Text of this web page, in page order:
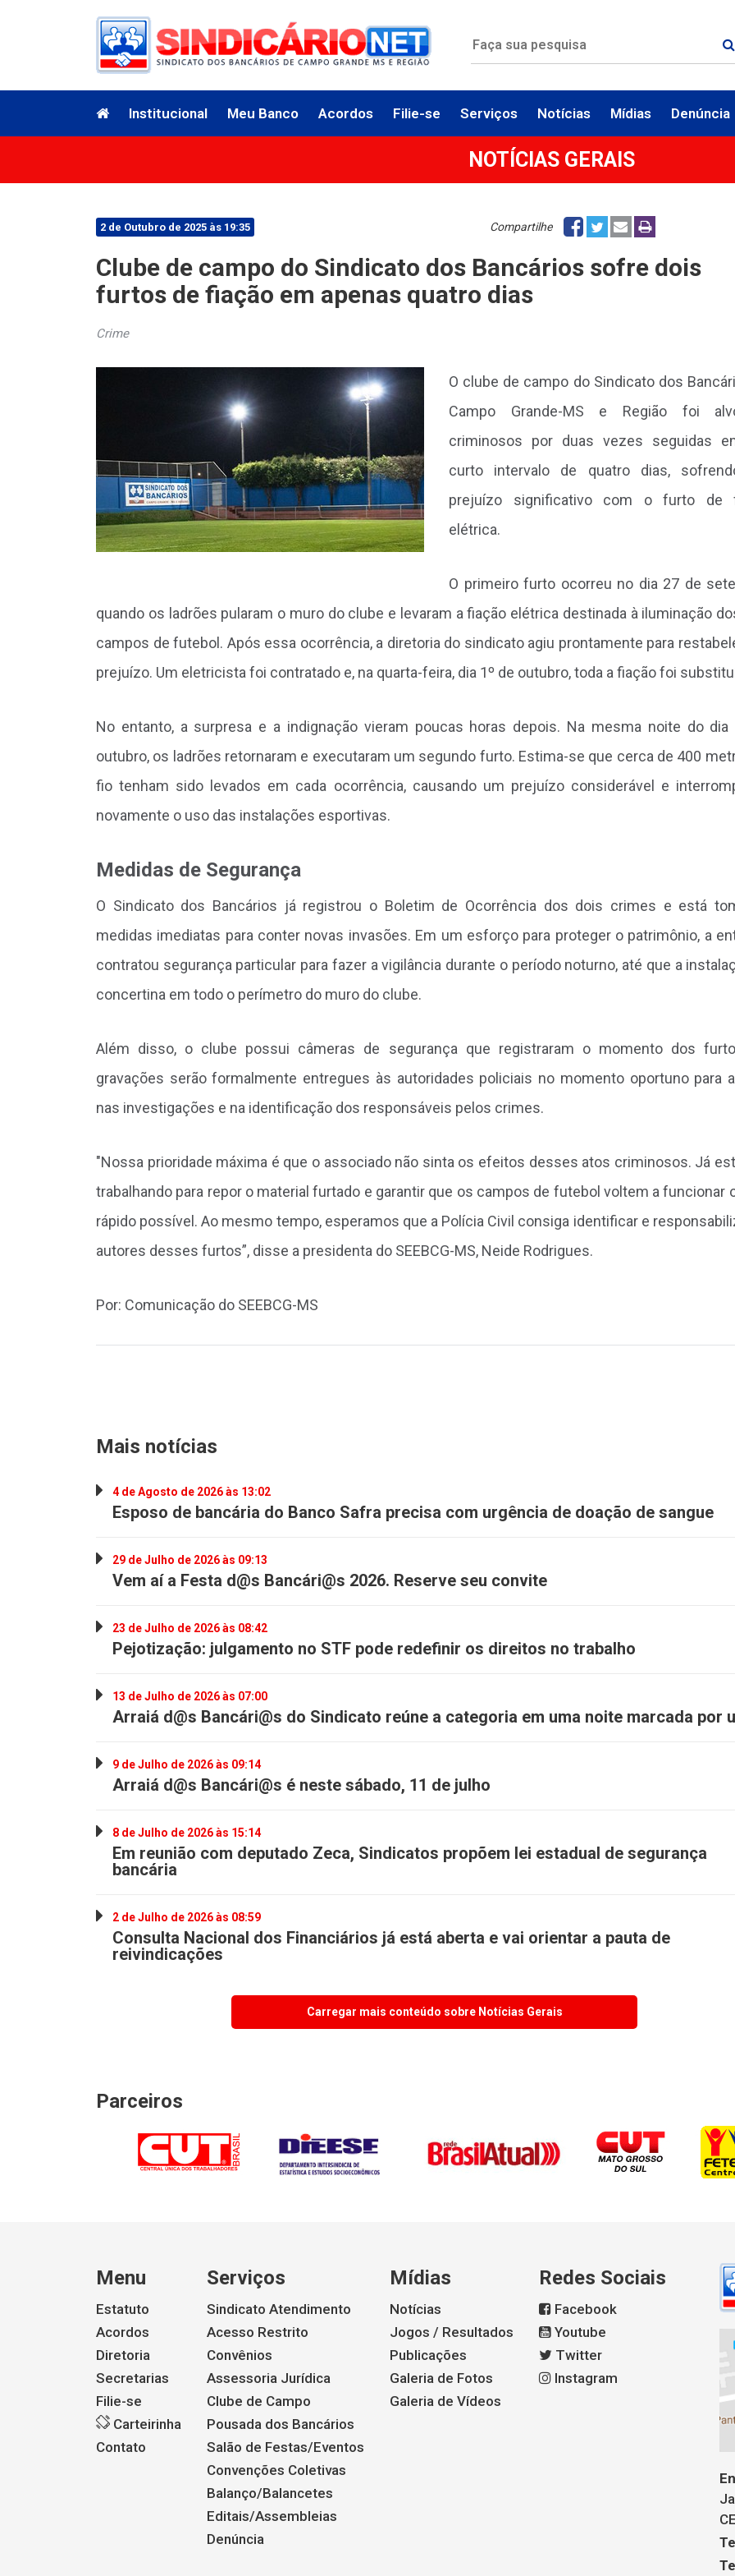
Institucional Meu Banco Acordos Filie-se Serviços Notícias Mídias Denúncia
NOTÍCIAS GERAIS
2 de Outubro de 2025 às 19:35 Compartilhe
Clube de campo do Sindicato dos Bancários sofre dois
furtos de fiação em apenas quatro dias
Crime
O clube de campo do Sindicato dos
Campo Grande-MS e Região foi
criminosos por duas vezes seguidas
curto intervalo de quatro dias,
prejuízo significativo com o furto de
elétrica.
O primeiro furto ocorreu no dia 27 de
quando os ladrões pularam o muro do clube e levaram a fiação elétrica destinada à iluminação
campos de futebol. Após essa ocorrência, a diretoria do sindicato agiu prontamente para
prejuízo. Um eletricista foi contratado e, na quarta-feira, dia 1º de outubro, toda a fiação foi
No entanto, a surpresa e a indignação vieram poucas horas depois. Na mesma noite do dia
outubro, os ladrões retornaram e executaram um segundo furto. Estima-se que cerca de 400
fio tenham sido levados em cada ocorrência, causando um prejuízo considerável e
novamente o uso das instalações esportivas.
Medidas de Segurança
O Sindicato dos Bancários já registrou o Boletim de Ocorrência dos dois crimes e está
medidas imediatas para conter novas invasões. Em um esforço para proteger o patrimônio, a
contratou segurança particular para fazer a vigilância durante o período noturno, até que a
concertina em todo o perímetro do muro do clube.
Além disso, o clube possui câmeras de segurança que registraram o momento dos
gravações serão formalmente entregues às autoridades policiais no momento oportuno para
nas investigações e na identificação dos responsáveis pelos crimes.
"Nossa prioridade máxima é que o associado não sinta os efeitos desses atos criminosos. Já
trabalhando para repor o material furtado e garantir que os campos de futebol voltem a funcionar
rápido possível. Ao mesmo tempo, esperamos que a Polícia Civil consiga identificar e
autores desses furtos”, disse a presidenta do SEEBCG-MS, Neide Rodrigues.
Por: Comunicação do SEEBCG-MS
Mais notícias
4 de Agosto de 2026 às 13:02
Esposo de bancária do Banco Safra precisa com urgência de doação de sangue
29 de Julho de 2026 às 09:13
Vem aí a Festa d@s Bancári@s 2026. Reserve seu convite
23 de Julho de 2026 às 08:42
Pejotização: julgamento no STF pode redefinir os direitos no trabalho
13 de Julho de 2026 às 07:00
Arraiá d@s Bancári@s do Sindicato reúne a categoria em uma noite marcada por
9 de Julho de 2026 às 09:14
Arraiá d@s Bancári@s é neste sábado, 11 de julho
8 de Julho de 2026 às 15:14
Em reunião com deputado Zeca, Sindicatos propõem lei estadual de segurança
bancária
2 de Julho de 2026 às 08:59
Consulta Nacional dos Financiários já está aberta e vai orientar a pauta de
reivindicações
Carregar mais conteúdo sobre Notícias Gerais
Parceiros
Menu
Estatuto
Acordos
Diretoria
Secretarias
Filie-se
Carteirinha
Contato
Serviços
Sindicato Atendimento
Acesso Restrito
Convênios
Assessoria Jurídica
Clube de Campo
Pousada dos Bancários
Salão de Festas/Eventos
Convenções Coletivas
Balanço/Balancetes
Editais/Assembleias
Denúncia
Mídias
Notícias
Jogos / Resultados
Publicações
Galeria de Fotos
Galeria de Vídeos
Redes Sociais
Facebook
Youtube
Twitter
Instagram